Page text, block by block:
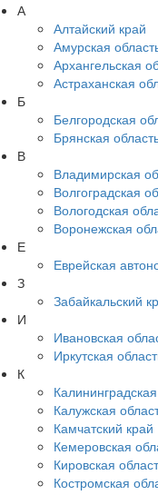
А
Алтайский край
Амурская
Архангельская
Астраханская
Б
Белгородская
Брянская
В
Владимирская
Волгоградская
Вологодская
Воронежская
Е
Еврейская
З
Забайкальский
И
Ивановская
Иркутская
К
Калужская
Камчатский край
Кемеровская
Кировская
Костромская